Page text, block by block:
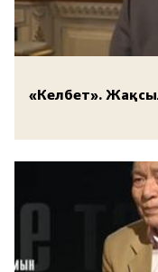
«Келбет».